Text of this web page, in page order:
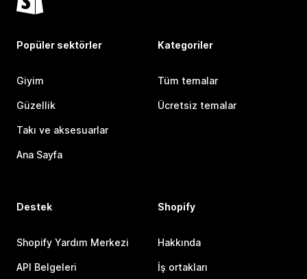
Popüler sektörler
Giyim
Güzellik
Takı ve aksesuarlar
Ana Sayfa
Kategoriler
Tüm temalar
Ücretsiz temalar
Destek
Shopify Yardım Merkezi
API Belgeleri
Shopify
Hakkında
İş ortakları